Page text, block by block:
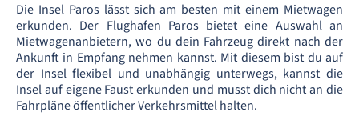
Die Insel Paros lässt sich am besten mit einem Mietwagen
erkunden. Der Flughafen Paros bietet eine Auswahl an
Mietwagenanbietern, wo du dein Fahrzeug direkt nach der
Ankunft in Empfang nehmen kannst. Mit diesem bist du auf
der Insel flexibel und unabhängig unterwegs, kannst die
Insel auf eigene Faust erkunden und musst dich nicht an die
Fahrpläne öffentlicher Verkehrsmittel halten.